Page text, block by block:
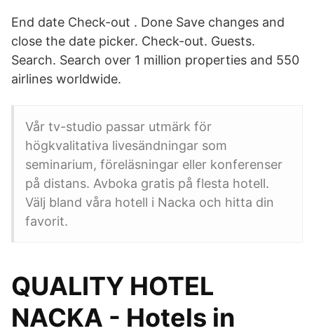
End date Check-out . Done Save changes and
close the date picker. Check-out. Guests.
Search. Search over 1 million properties and 550
airlines worldwide.
Vår tv-studio passar utmärk för
högkvalitativa livesändningar som
seminarium, föreläsningar eller konferenser
på distans. Avboka gratis på flesta hotell.
Välj bland våra hotell i Nacka och hitta din
favorit.
QUALITY HOTEL
NACKA - Hotels in